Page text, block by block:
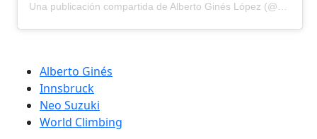
Una publicación compartida de Alberto Ginés López (@albertogines_)
Alberto Ginés
Innsbruck
Neo Suzuki
World Climbing